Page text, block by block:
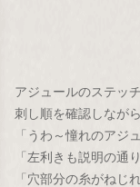
アジュールのステッ
刺し順を確認しなが
「うわ～憧れのアジ
「左利きも説明の通
「穴部分の糸がねじ